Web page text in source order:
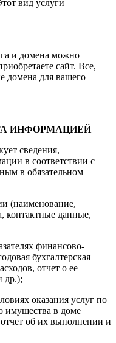
вид услуги
и домена можно
сайт. Все,
домена для вашего
ИНФОРМАЦИЕЙ
сведения,
в соответствии с
в обязательном
(наименование,
контактные данные,
финансово-
бухгалтерская
отчет о ее
др.);
оказания услуг по
имущества в доме
об их выполнении и